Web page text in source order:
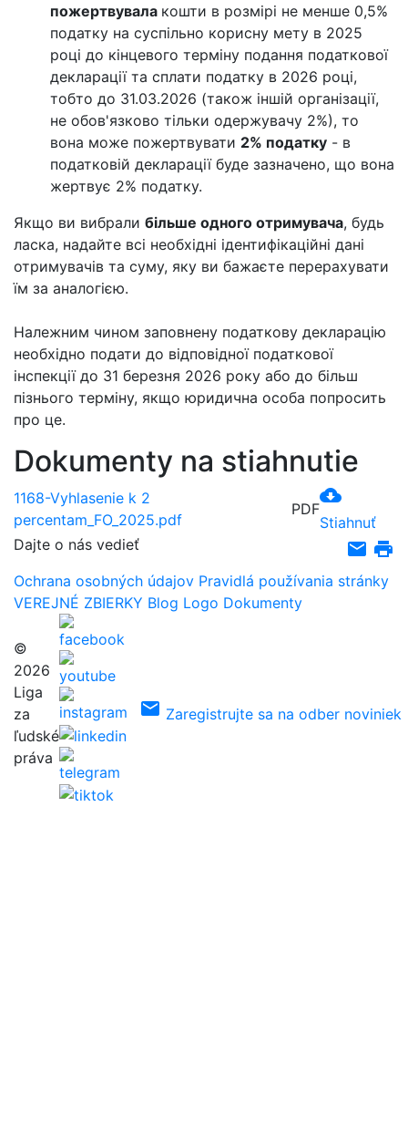
пожертвувала кошти в розмірі не менше 0,5%
податку на суспільно корисну мету в 2025
році до кінцевого терміну подання податкової
декларації та сплати податку в 2026 році,
тобто до 31.03.2026 (також іншій організації,
не обов'язково тільки одержувачу 2%), то
вона може пожертвувати 2% податку - в
податковій декларації буде зазначено, що вона
жертвує 2% податку.
Якщо ви вибрали більше одного отримувача, будь
ласка, надайте всі необхідні ідентифікаційні дані
отримувачів та суму, яку ви бажаєте перерахувати
їм за аналогією.
Належним чином заповнену податкову декларацію
необхідно подати до відповідної податкової
інспекції до 31 березня 2026 року або до більш
пізнього терміну, якщо юридична особа попросить
про це.
Dokumenty na stiahnutie
1168-Vyhlasenie k 2
percentam_FO_2025.pdf
PDF
cloud_download
Stiahnuť
Dajte o nás vedieť
email print
Ochrana osobných údajov Pravidlá používania stránky
VEREJNÉ ZBIERKY Blog Logo Dokumenty
©
2026
Liga
za
ľudské
práva
email Zaregistrujte sa na odber noviniek